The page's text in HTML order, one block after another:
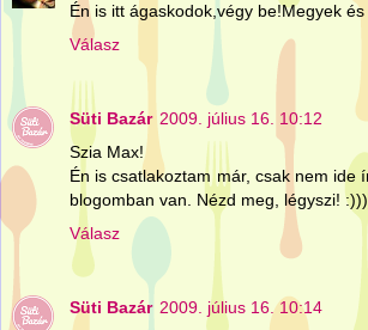
Én is itt ágaskodok,végy be!Megyek
Válasz
Süti Bazár 2009. július 16. 10:12
Szia Max!
Én is csatlakoztam már, csak nem ide
blogomban van. Nézd meg, légyszi!
Válasz
Süti Bazár 2009. július 16. 10:14